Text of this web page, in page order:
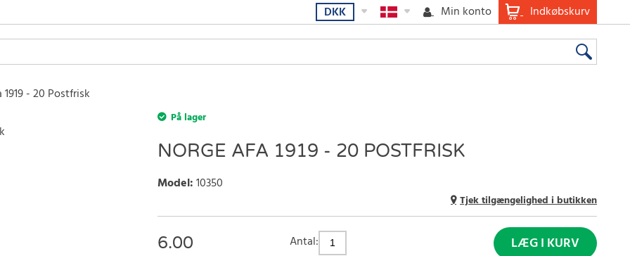
Indkøbskurv
Min konto
DKK
- 20 Postfrisk
På lager
NORGE AFA 1919 - 20 POSTFRISK
Model:10350
Tjek tilgængelighed i butikken
6.00 Antal: LÆG I KURV